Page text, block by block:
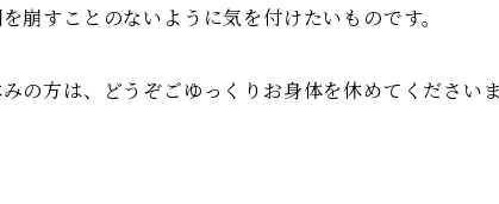
崩すことのないように気を付けたいものです。
の方は、どうぞごゆっくりお身体を休めてくださいま